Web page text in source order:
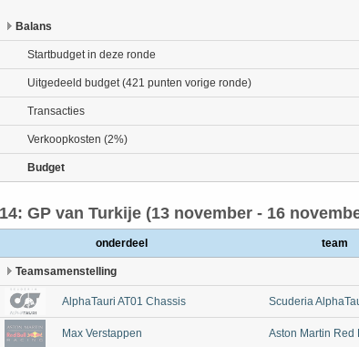
Balans
Startbudget in deze ronde
Uitgedeeld budget (421 punten vorige ronde)
Transacties
Verkoopkosten (2%)
Budget
GP van Turkije (13 november - 16
onderdeel team
Teamsamenstelling
AlphaTauri AT01 Chassis Scuderia
Max Verstappen Aston Martin Red